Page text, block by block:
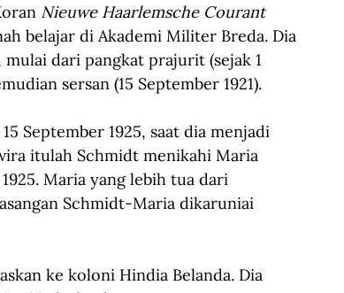
Nieuwe Haarlemsche Courant
belajar di Akademi Militer Breda. Dia
dari pangkat prajurit (sejak 1
sersan (15 September 1921).
September 1925, saat dia menjadi
itulah Schmidt menikahi Maria
Maria yang lebih tua dari
Schmidt-Maria dikaruniai
ke koloni Hindia Belanda. Dia